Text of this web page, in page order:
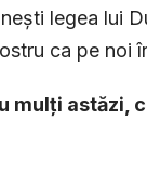
legea lui
ca pe noi
mulți astăzi,